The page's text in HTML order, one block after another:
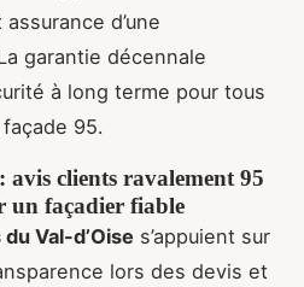
d’une
garantie décennale
à long terme pour tous
95.
avis clients ravalement 95
un façadier fiable
Val-d’Oise s’appuient sur
lors des devis et